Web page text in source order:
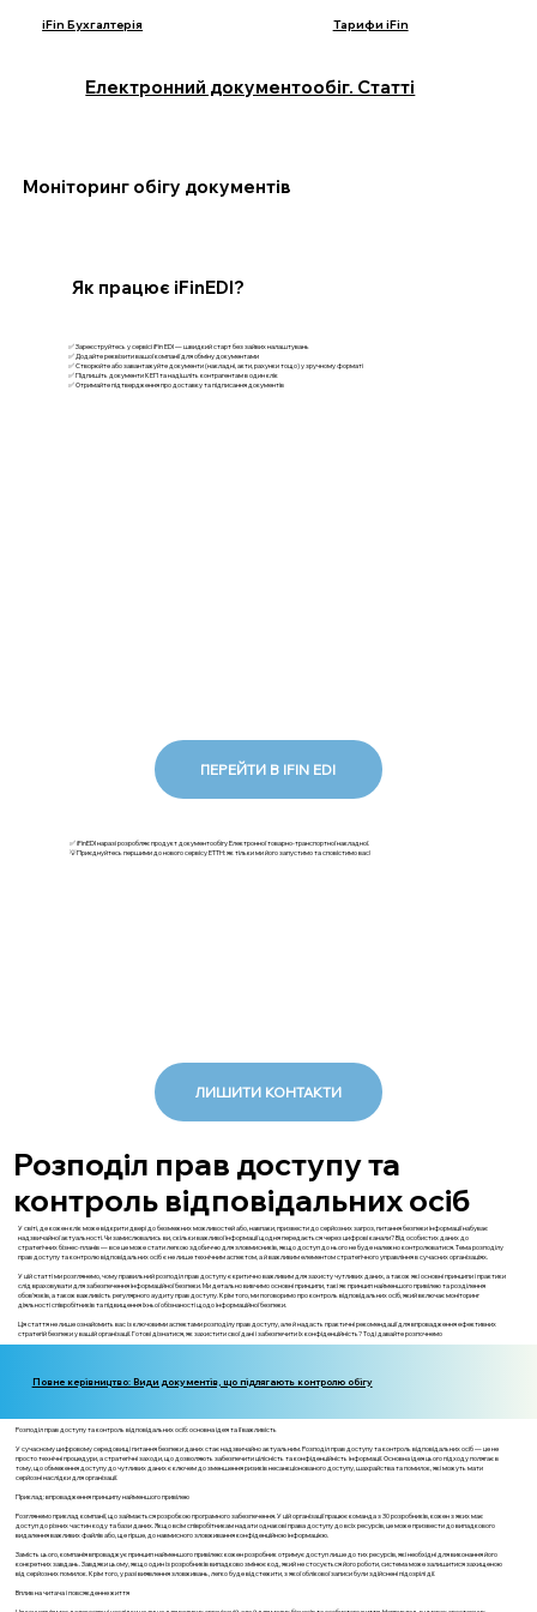
iFin Бухгалтерія Тарифи iFin
Електронний документообіг. Статті
Моніторинг обігу документів
✅ Зареєструйтесь у сервісі iFin EDI — швидкий старт без зайвих налаштувань
✅ Додайте реквізити вашої компанії для обміну документами
✅ Створюйте або завантажуйте документи (накладні, акти, рахунки тощо) у зручному форматі
✅ Підпишіть документи КЕП та надішліть контрагентам в один клік
✅ Отримайте підтвердження про доставку та підписання документів
Як працює iFinEDI?
ПЕРЕЙТИ В IFIN EDI
✅ iFinEDI наразі розробляє продукт документообігу Електронної товарно-транспортної накладної.
💡Приєднуйтесь першими до нового сервісу ЕТТН: як тільки ми його запустимо та сповістимо вас!
ЛИШИТИ КОНТАКТИ
Розподіл прав доступу та
контроль відповідальних осіб
У світі, де кожен клік може відкрити двері до безмежних можливостей або, навпаки, призвести до серйозних загроз, питання безпеки інформації набуває
надзвичайної актуальності. Чи замислювались ви, скільки важливої інформації щодня передається через цифрові канали? Від особистих даних до
стратегічних бізнес-планів — все це може стати легкою здобиччю для зловмисників, якщо доступ до нього не буде належно контролюватися. Тема розподілу
прав доступу та контролю відповідальних осіб є не лише технічним аспектом, а й важливим елементом стратегічного управління в сучасних організаціях.
У цій статті ми розглянемо, чому правильний розподіл прав доступу є критично важливим для захисту чутливих даних, а також які основні принципи і практики
слід враховувати для забезпечення інформаційної безпеки. Ми детально вивчимо основні принципи, такі як принцип найменшого привілею та розділення
обов'язків, а також важливість регулярного аудиту прав доступу. Крім того, ми поговоримо про контроль відповідальних осіб, який включає моніторинг
діяльності співробітників та підвищення їхньої обізнаності щодо інформаційної безпеки.
Ця стаття не лише ознайомить вас із ключовими аспектами розподілу прав доступу, але й надасть практичні рекомендації для впровадження ефективних
стратегій безпеки у вашій організації. Готові дізнатися, як захистити свої дані і забезпечити їх конфіденційність? Тоді давайте розпочнемо
Повне керівництво: Види документів, що підлягають контролю обігу
Розподіл прав доступу та контроль відповідальних осіб: основна ідея та її важливість
У сучасному цифровому середовищі питання безпеки даних стає надзвичайно актуальним. Розподіл прав доступу та контроль відповідальних осіб — це не
просто технічні процедури, а стратегічні заходи, що дозволяють забезпечити цілісність та конфіденційність інформації. Основна ідея цього підходу полягає в
тому, що обмеження доступу до чутливих даних є ключем до зменшення ризиків несанкціонованого доступу, шахрайства та помилок, які можуть мати
серйозні наслідки для організації.
Приклад: впровадження принципу найменшого привілею
Розглянемо приклад компанії, що займається розробкою програмного забезпечення. У цій організації працює команда з 30 розробників, кожен з яких має
доступ до різних частин коду та бази даних. Якщо всім співробітникам надати однакові права доступу до всіх ресурсів, це може призвести до випадкового
видалення важливих файлів або, ще гірше, до навмисного зловживання конфіденційною інформацією.
Замість цього, компанія впроваджує принцип найменшого привілею: кожен розробник отримує доступ лише до тих ресурсів, які необхідні для виконання його
конкретних завдань. Завдяки цьому, якщо один із розробників випадково змінює код, який не стосується його роботи, система може залишитися захищеною
від серйозних помилок. Крім того, у разі виявлення зловживань, легко буде відстежити, з якої облікової записи були здійснені підозрілі дії.
Вплив на читача і повсякденне життя